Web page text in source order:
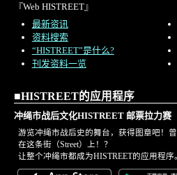
『Web HISTREET』
最新资讯
资料搜索
“HISTREET”是什么?
刊发资料一览
■HISTREET的应用程序
冲绳市战后文化HISTREET 邮票拉力赛
游览冲绳市战后史的舞台，获得图章吧！
在这条街（Street）上！？
让整个冲绳市都成为HISTREET的应用程序